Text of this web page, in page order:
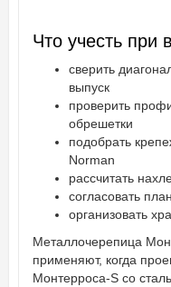
Что учесть при
сверить
выпуск
проверить
обрешетки
подобрать
Norman
рассчитать
согласовать
организовать
Металлочерепица
применяют, когда
Монтерроса-S со